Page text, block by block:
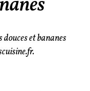
et bananes